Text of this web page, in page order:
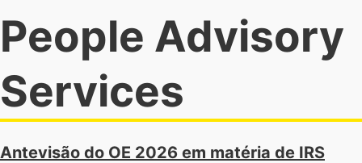
People Advisory
Services
Antevisão do OE 2026 em matéria de IRS